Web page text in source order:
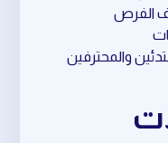
الفرص
والمحترفين